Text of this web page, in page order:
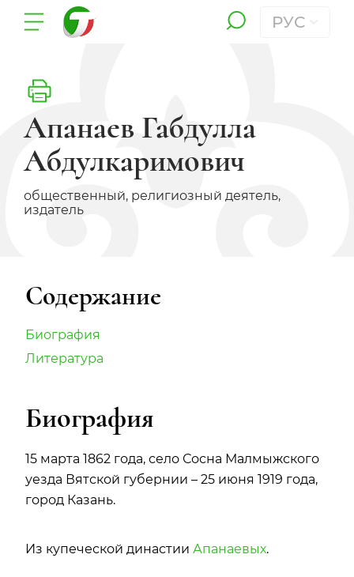
РУС
Апанаев Габдулла
Абдулкаримович
общественный, религиозный деятель,
издатель
Содержание
Биография
Литература
Биография
15 марта 1862 года, село Сосна Малмыжского
уезда Вятской губернии – 25 июня 1919 года,
город Казань.
Из купеческой династии Апанаевых.